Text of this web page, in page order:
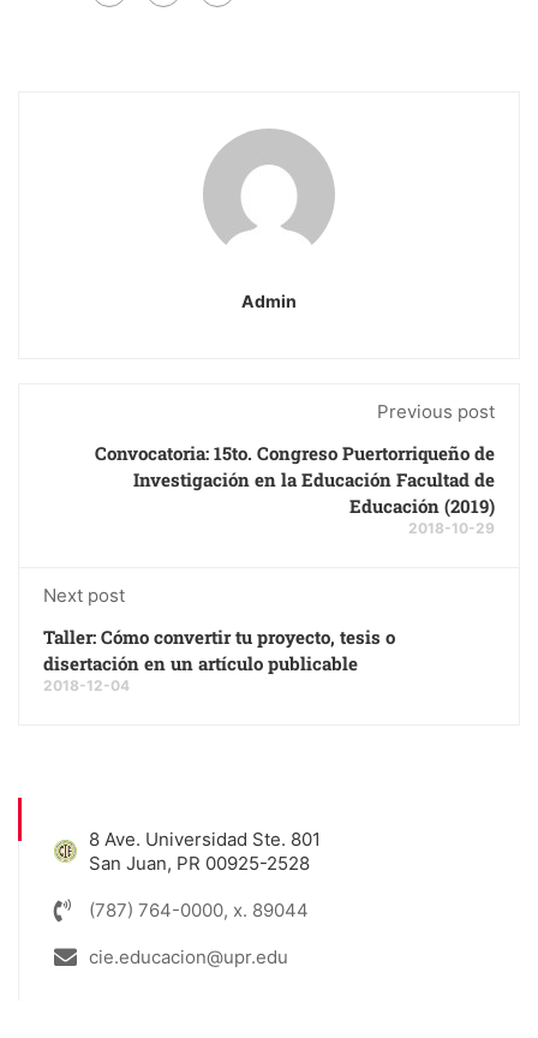
Admin
Previous post
Convocatoria: 15to. Congreso Puertorriqueño de
Investigación en la Educación Facultad de
Educación (2019)
2018-10-29
Next post
Taller: Cómo convertir tu proyecto, tesis o
disertación en un artículo publicable
2018-12-04
8 Ave. Universidad Ste. 801
San Juan, PR 00925-2528
(787) 764-0000, x. 89044
cie.educacion@upr.edu